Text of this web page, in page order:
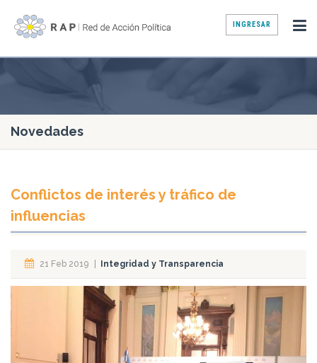
INGRESAR
Novedades
Conflictos de interés y tráfico de
influencias
21 Feb 2019 Integridad y Transparencia